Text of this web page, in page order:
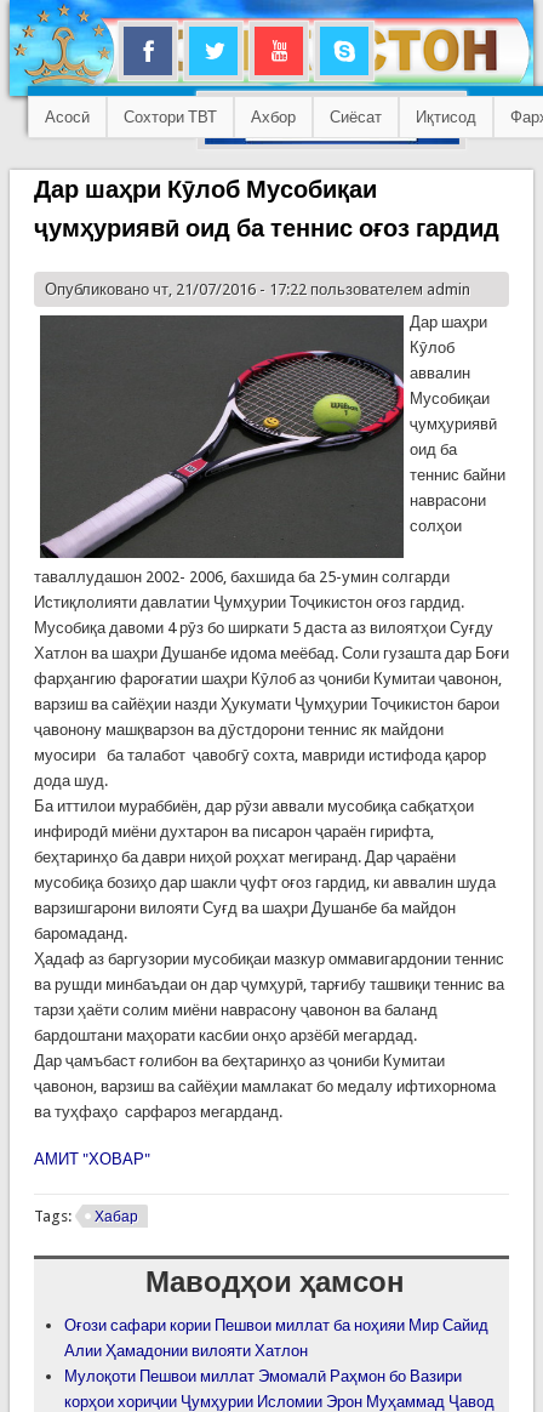
Асосӣ Сохтори ТВТ Ахбор Сиёсат Иқтисод
Дар шаҳри Кӯлоб Мусобиқаи
ҷумҳуриявӣ оид ба теннис оғоз гардид
Опубликовано чт, 21/07/2016 - 17:22 пользователем admin
Дар шаҳри
Кӯлоб
аввалин
Мусобиқаи
ҷумҳуриявӣ
оид ба
теннис байни
наврасони
солҳои
таваллудашон 2002- 2006, бахшида ба 25-умин солгарди
Истиқлолияти давлатии Ҷумҳурии Тоҷикистон оғоз гардид.
Мусобиқа давоми 4 рӯз бо ширкати 5 даста аз вилоятҳои Суғду
Хатлон ва шаҳри Душанбе идома меёбад. Соли гузашта дар Боғи
фарҳангию фароғатии шаҳри Кӯлоб аз ҷониби Кумитаи ҷавонон,
варзиш ва сайёҳии назди Ҳукумати Ҷумҳурии Тоҷикистон барои
ҷавонону машқварзон ва дӯстдорони теннис як майдони
муосири ба талабот ҷавобгӯ сохта, мавриди истифода қарор
дода шуд.
Ба иттилои мураббиён, дар рӯзи аввали мусобиқа сабқатҳои
инфиродӣ миёни духтарон ва писарон ҷараён гирифта,
беҳтаринҳо ба даври ниҳоӣ роҳхат мегиранд. Дар ҷараёни
мусобиқа бозиҳо дар шакли ҷуфт оғоз гардид, ки аввалин шуда
варзишгарони вилояти Суғд ва шаҳри Душанбе ба майдон
баромаданд.
Ҳадаф аз баргузории мусобиқаи мазкур оммавигардонии теннис
ва рушди минбаъдаи он дар ҷумҳурӣ, тарғибу ташвиқи теннис ва
тарзи ҳаёти солим миёни наврасону ҷавонон ва баланд
бардоштани маҳорати касбии онҳо арзёбӣ мегардад.
Дар ҷамъбаст ғолибон ва беҳтаринҳо аз ҷониби Кумитаи
ҷавонон, варзиш ва сайёҳии мамлакат бо медалу ифтихорнома
ва туҳфаҳо сарфароз мегарданд.
АМИТ "ХОВАР"
Tags: Хабар
Маводҳои ҳамсон
Оғози сафари кории Пешвои миллат ба ноҳияи Мир Сайид
Алии Ҳамадонии вилояти Хатлон
Мулоқоти Пешвои миллат Эмомалӣ Раҳмон бо Вазири
корҳои хориҷии Ҷумҳурии Исломии Эрон Муҳаммад Ҷавод